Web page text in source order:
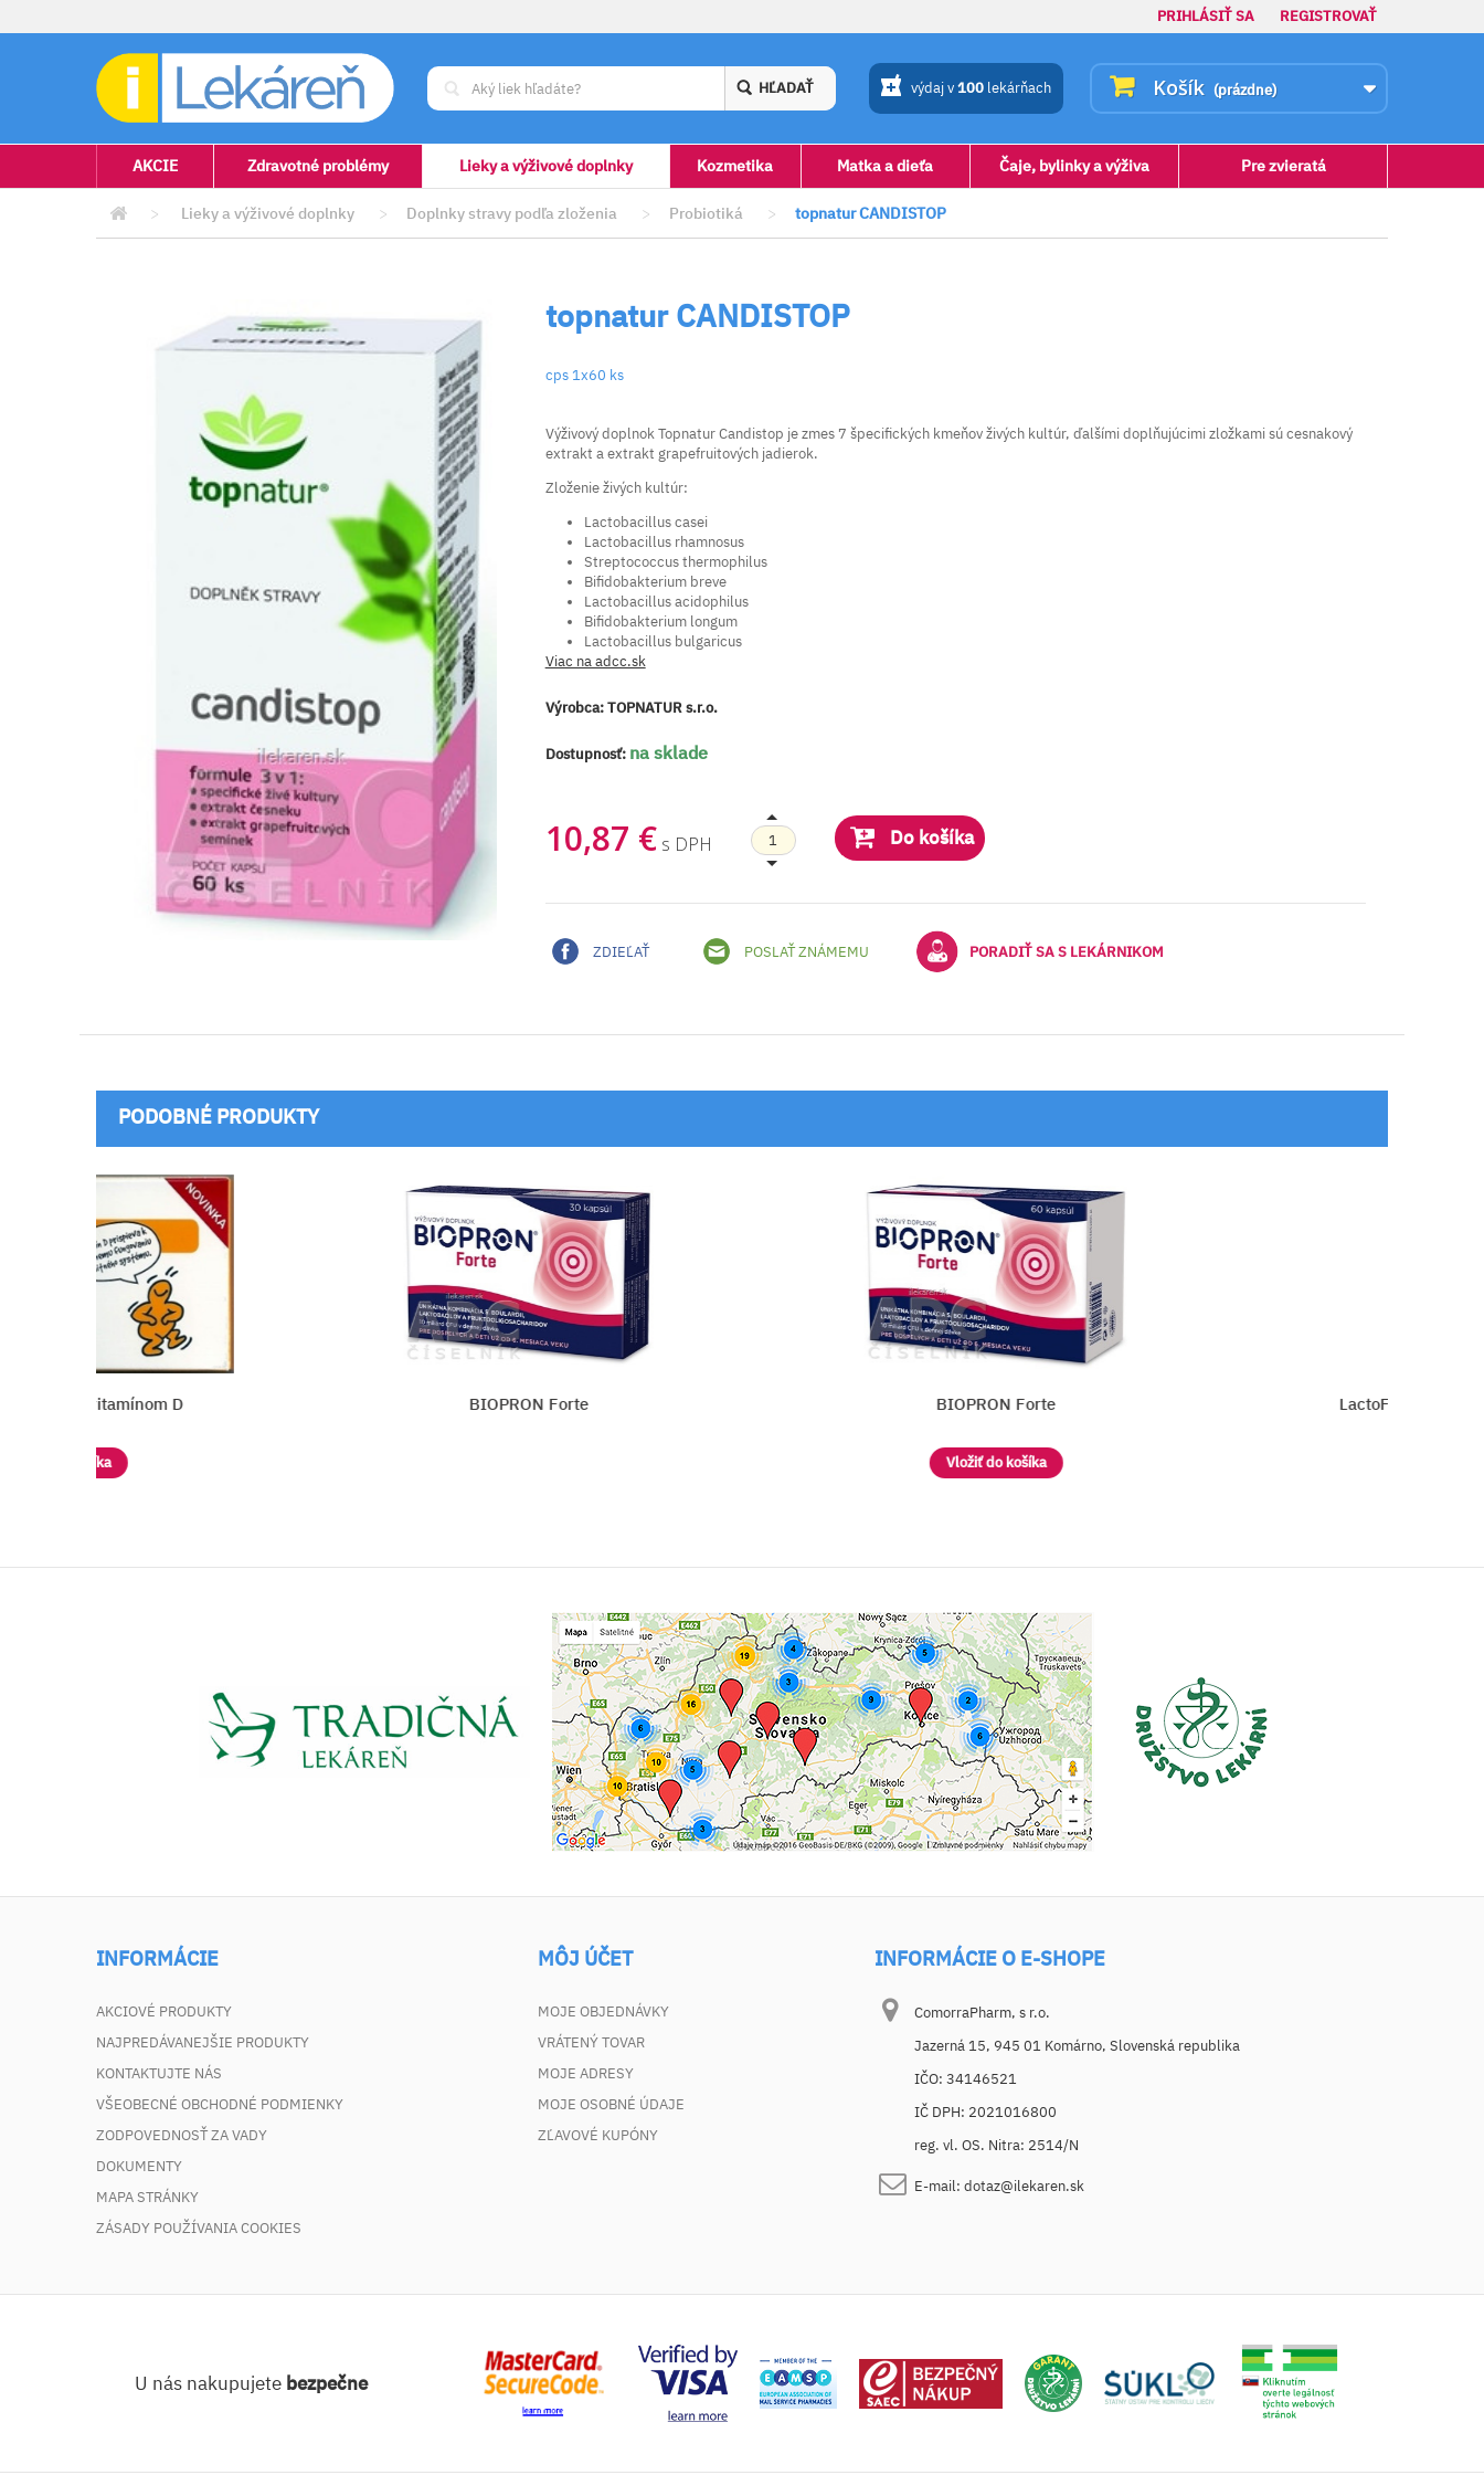
PRIHLÁSIŤ SA REGISTROVAŤ
Košík (prázdne)
HĽADAŤ výdaj v100 lekárňach
AKCIE Zdravotné problémy Lieky a výživové doplnky Kozmetika Matka a dieťa Čaje, bylinky a výživa Pre zvieratá
> Lieky a výživové doplnky > Doplnky stravy podľa zloženia > Probiotiká > topnatur CANDISTOP
topnatur CANDISTOP
cps 1x60 ks
Výživový doplnok Topnatur Candistop je zmes 7 špecifických kmeňov živých kultúr, ďalšími doplňujúcimi zložkami sú cesnakový
extrakt a extrakt grapefruitových jadierok.
Zloženie živých kultúr:
Lactobacillus casei
Lactobacillus rhamnosus
Streptococcus thermophilus
Bifidobakterium breve
Lactobacillus acidophilus
Bifidobakterium longum
Lactobacillus bulgaricus
Viac na adcc.sk
Výrobca:TOPNATUR s.r.o.
Dostupnosť: na sklade
10,87 € s DPH Do košíka
ZDIEĽAŤ POSLAŤ ZNÁMEMU PORADIŤ SA S LEKÁRNIKOM
PODOBNÉ PRODUKTY
BIOPRON Forte BIOPRON Forte
Vložiť do košíka
LactoFlor BioPlus žuvacie tablety
INFORMÁCIE
AKCIOVÉ PRODUKTY
NAJPREDÁVANEJŠIE PRODUKTY
KONTAKTUJTE NÁS
VŠEOBECNÉ OBCHODNÉ PODMIENKY
ZODPOVEDNOSŤ ZA VADY
DOKUMENTY
MAPA STRÁNKY
ZÁSADY POUŽÍVANIA COOKIES
MÔJ ÚČET
MOJE OBJEDNÁVKY
VRÁTENÝ TOVAR
MOJE ADRESY
MOJE OSOBNÉ ÚDAJE
ZĽAVOVÉ KUPÓNY
INFORMÁCIE O E-SHOPE
ComorraPharm, s r.o.
Jazerná 15, 945 01 Komárno, Slovenská republika
IČO: 34146521
IČ DPH: 2021016800
reg. vl. OS. Nitra: 2514/N
E-mail: dotaz@ilekaren.sk
U nás nakupujete bezpečne